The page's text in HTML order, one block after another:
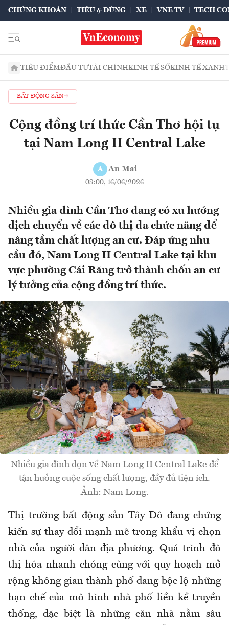
CHỨNG KHOÁN TIÊU & DÙNG XE VNE TV TECH
TIÊU ĐIỂMĐẦU TƯTÀI CHÍNHKINH TẾ SỐKINH TẾ XANH
BẤT ĐỘNG SẢN
Cộng đồng trí thức Cần Thơ hội tụ
tại Nam Long II Central Lake
A An Mai
08:00, 16/06/2026
Nhiều gia đình Cần Thơ đang có xu hướng
dịch chuyển về các đô thị đa chức năng để
nâng tầm chất lượng an cư. Đáp ứng nhu
cầu đó, Nam Long II Central Lake tại khu
vực phường Cái Răng trở thành chốn an cư
lý tưởng của cộng đồng trí thức.
Nhiều gia đình dọn về Nam Long II Central Lake để
tận hưởng cuộc sống chất lượng, đầy đủ tiện ích.
Ảnh: Nam Long.
Thị trường bất động sản Tây Đô đang chứng
kiến sự thay đổi mạnh mẽ trong khẩu vị chọn
nhà của người dân địa phương. Quá trình đô
thị hóa nhanh chóng cùng với quy hoạch mở
rộng không gian thành phố đang bộc lộ những
hạn chế của mô hình nhà phố liền kề truyền
thống, đặc biệt là những căn nhà nằm sâu